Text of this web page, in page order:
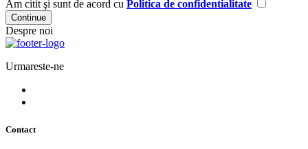
Am citit şi sunt de acord cu Politica de confidentialitate
Despre noi
Urmareste-ne
Contact